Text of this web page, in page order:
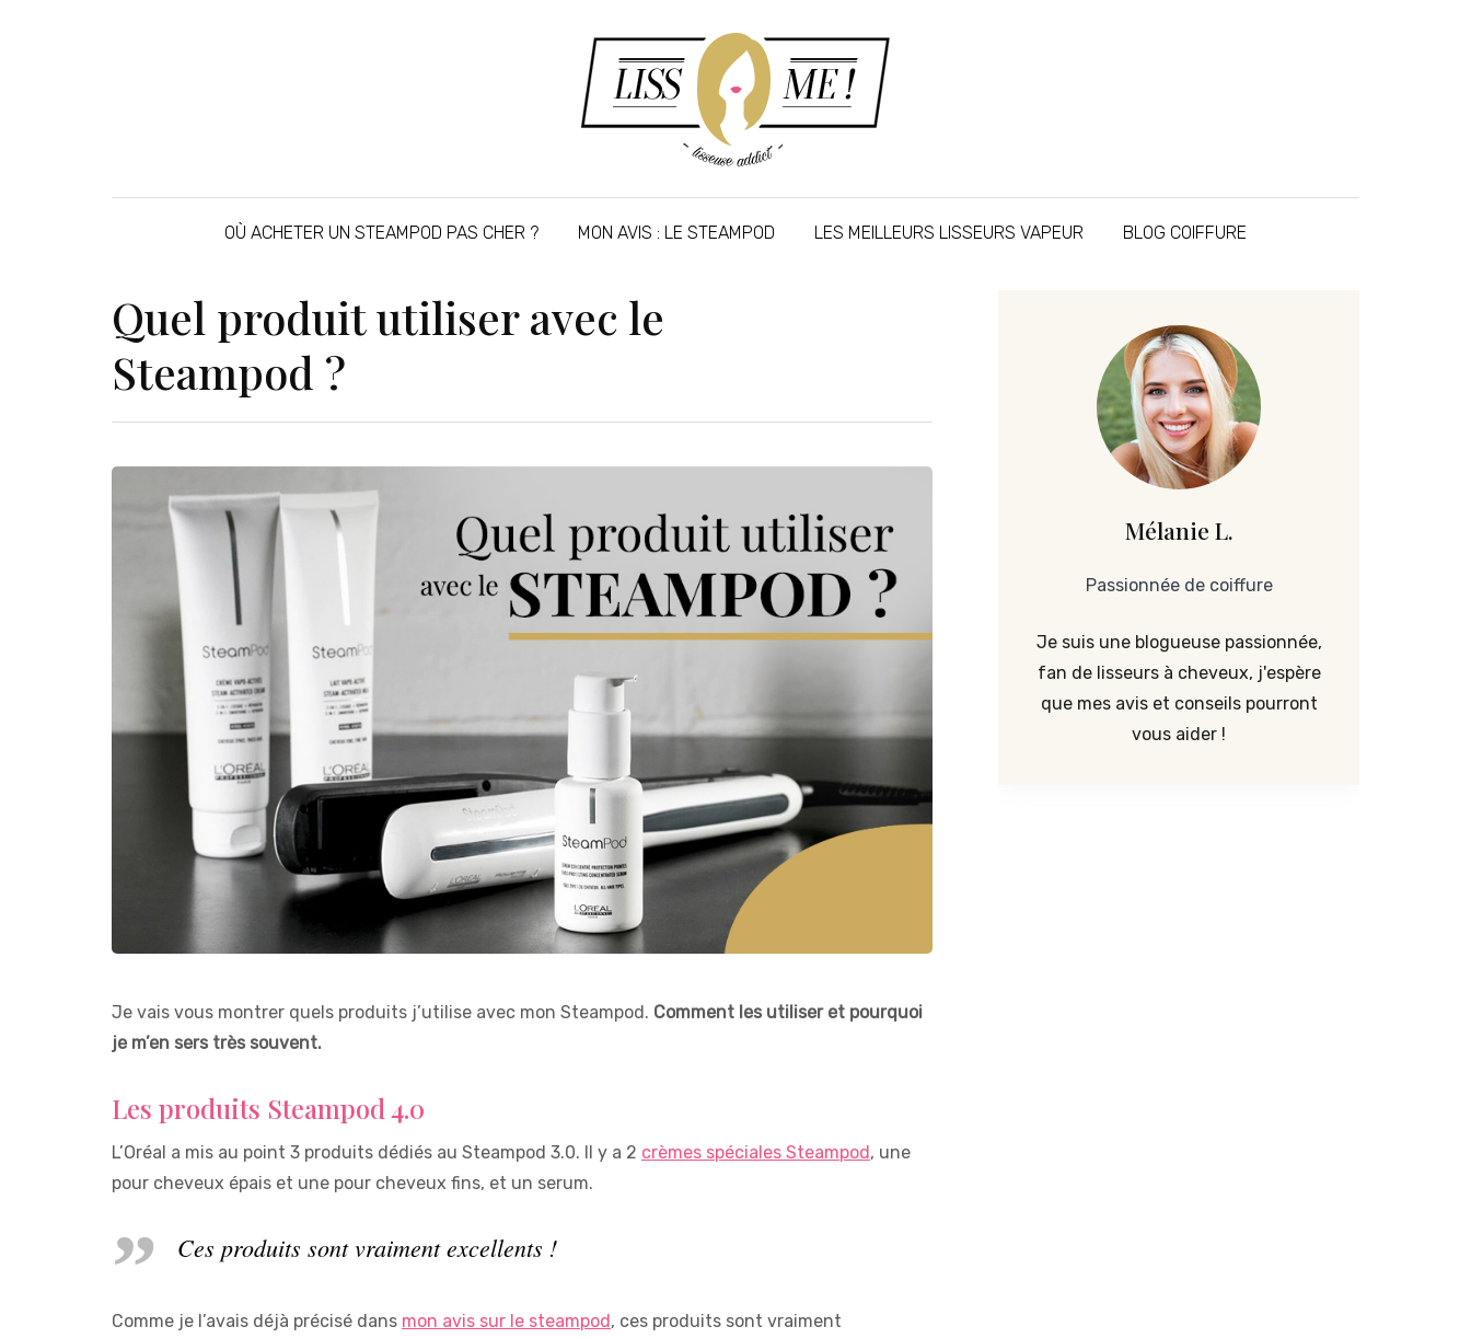
OÙ ACHETER UN STEAMPOD PAS CHER ? MON AVIS : LE STEAMPOD LES MEILLEURS LISSEURS VAPEUR BLOG COIFFURE
Quel produit utiliser avec le
Steampod ?
Je vais vous montrer quels produits j’utilise avec mon Steampod. Comment les utiliser et pourquoi
je m’en sers très souvent.
Les produits Steampod 4.0
L’Oréal a mis au point 3 produits dédiés au Steampod 3.0. Il y a 2 crèmes spéciales Steampod , une
pour cheveux épais et une pour cheveux fins, et un serum.
Ces produits sont vraiment excellents !
Comme je l’avais déjà précisé dans mon avis sur le steampod , ces produits sont vraiment
Mélanie L.
Passionnée de coiffure
Je suis une blogueuse passionnée,
fan de lisseurs à cheveux, j'espère
que mes avis et conseils pourront
vous aider !